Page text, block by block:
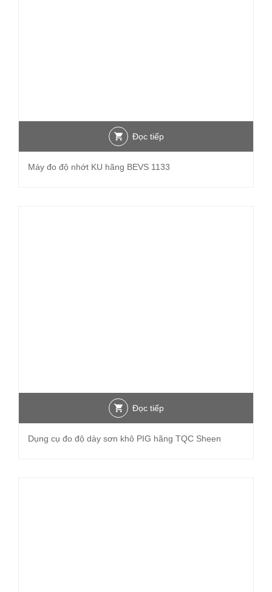
Đọc tiếp
Máy đo độ nhớt KU hãng BEVS 1133
Đọc tiếp
Dụng cụ đo độ dày sơn khô PIG hãng TQC Sheen